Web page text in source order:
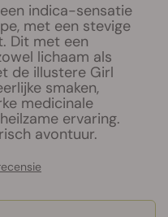
indica-sensatie
met een stevige
Dit met een
lichaam als
de illustere Girl
smaken,
medicinale
ervaring.
avontuur.